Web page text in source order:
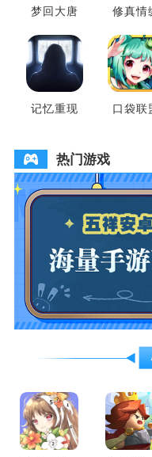
梦回大唐 修真情
记忆重现 口袋联
热门游戏